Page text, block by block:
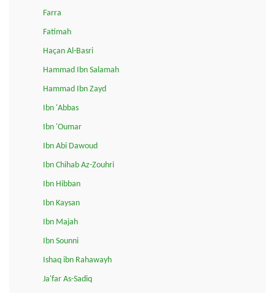
Farra
Fatimah
Haçan Al-Basri
Hammad Ibn Salamah
Hammad Ibn Zayd
Ibn 'Abbas
Ibn 'Oumar
Ibn Abi Dawoud
Ibn Chihab Az-Zouhri
Ibn Hibban
Ibn Kaysan
Ibn Majah
Ibn Sounni
Ishaq ibn Rahawayh
Ja'far As-Sadiq